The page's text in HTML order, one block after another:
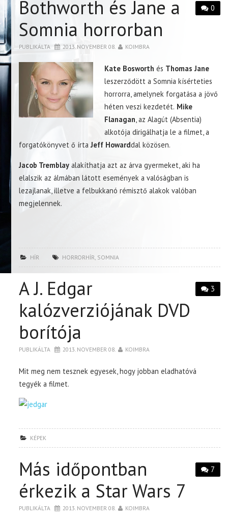
0
Bothworth és Jane a
Somnia horrorban
PUBLIKÁLTA 2013. NOVEMBER 08. KOIMBRA
Kate Bosworth és Thomas Jane
leszerződött a Somnia kísérteties
horrorra, amelynek forgatása a jövő
héten veszi kezdetét. Mike
Flanagan, az Alagút (Absentia)
alkotója dirigálhatja le a filmet, a
forgatókönyvet ő írtaJeff Howarddal közösen.
Jacob Tremblay alakíthatja azt az árva gyermeket, aki ha
elalszik az álmában látott események a valóságban is
lezajlanak, illetve a felbukkanó rémisztő alakok valóban
megjelennek.
HÍR HORRORHÍR SOMNIA
3
A J. Edgar
kalózverziójának DVD
borítója
PUBLIKÁLTA 2013. NOVEMBER 08. KOIMBRA
Mit meg nem tesznek egyesek, hogy jobban eladhatóvá
tegyék a filmet.
KÉPEK
7
Más időpontban
érkezik a Star Wars 7
PUBLIKÁLTA 2013. NOVEMBER 08. KOIMBRA